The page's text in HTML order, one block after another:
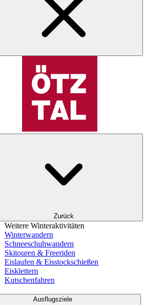
Zurück
Weitere Winteraktivitäten
Winterwandern
Schneeschuhwandern
Skitouren & Freeriden
Eislaufen & Eisstockschießen
Eisklettern
Kutschenfahren
Ausflugsziele